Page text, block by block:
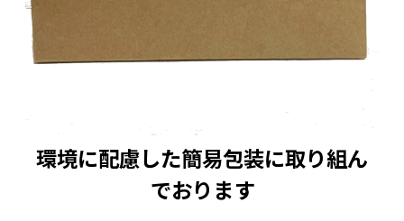
環境に配慮した簡易包装に取り組ん
でおります